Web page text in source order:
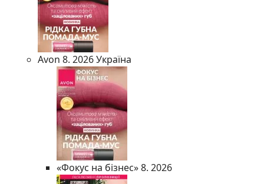
Avon 8. 2026 Україна
«Фокус на бізнес» 8. 2026